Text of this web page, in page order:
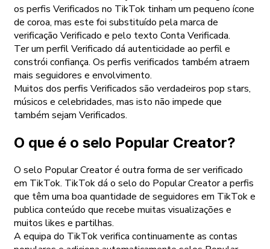
os perfis Verificados no TikTok tinham um pequeno ícone
de coroa, mas este foi substituído pela marca de
verificação Verificado e pelo texto Conta Verificada.
Ter um perfil Verificado dá autenticidade ao perfil e
constrói confiança. Os perfis verificados também atraem
mais seguidores e envolvimento.
Muitos dos perfis Verificados são verdadeiros pop stars,
músicos e celebridades, mas isto não impede que
também sejam Verificados.
O que é o selo Popular Creator?
O selo Popular Creator é outra forma de ser verificado
em TikTok. TikTok dá o selo do Popular Creator a perfis
que têm uma boa quantidade de seguidores em TikTok e
publica conteúdo que recebe muitas visualizações e
muitos likes e partilhas.
A equipa do TikTok verifica continuamente as contas